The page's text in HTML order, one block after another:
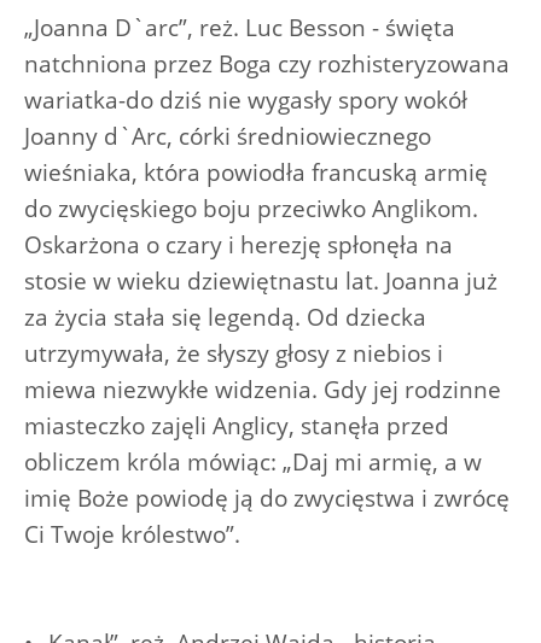
„Joanna D`arc”, reż. Luc Besson - święta
natchniona przez Boga czy rozhisteryzowana
wariatka-do dziś nie wygasły spory wokół
Joanny d`Arc, córki średniowiecznego
wieśniaka, która powiodła francuską armię
do zwycięskiego boju przeciwko Anglikom.
Oskarżona o czary i herezję spłonęła na
stosie w wieku dziewiętnastu lat. Joanna już
za życia stała się legendą. Od dziecka
utrzymywała, że słyszy głosy z niebios i
miewa niezwykłe widzenia. Gdy jej rodzinne
miasteczko zajęli Anglicy, stanęła przed
obliczem króla mówiąc: „Daj mi armię, a w
imię Boże powiodę ją do zwycięstwa i zwrócę
Ci Twoje królestwo”.